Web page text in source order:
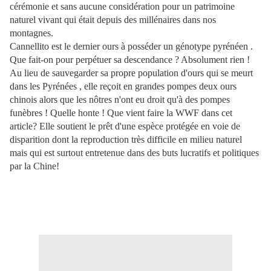
cérémonie et sans aucune considération pour un patrimoine
naturel vivant qui était depuis des millénaires dans nos
montagnes.
Cannellito est le dernier ours à posséder un génotype pyrénéen .
Que fait-on pour perpétuer sa descendance ? Absolument rien !
Au lieu de sauvegarder sa propre population d'ours qui se meurt
dans les Pyrénées , elle reçoit en grandes pompes deux ours
chinois alors que les nôtres n'ont eu droit qu'à des pompes
funèbres ! Quelle honte ! Que vient faire la WWF dans cet
article? Elle soutient le prêt d'une espèce protégée en voie de
disparition dont la reproduction très difficile en milieu naturel
mais qui est surtout entretenue dans des buts lucratifs et politiques
par la Chine!